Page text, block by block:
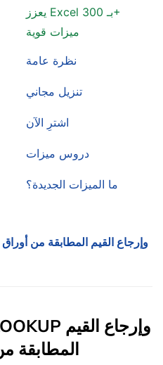
يعزز Excel بـ 300+
ميزات قوية
نظرة عامة
تنزيل مجاني
اشترِ الآن
دروس ميزات
ما الميزات الجديدة؟
المطابقة